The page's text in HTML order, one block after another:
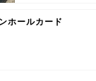
ホールカード